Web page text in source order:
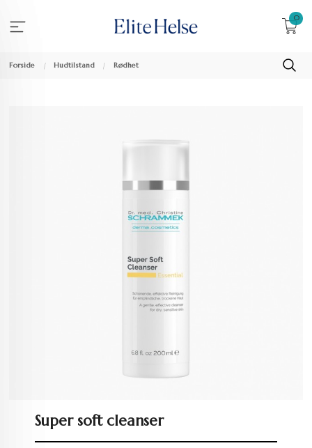
innholdet
0
Forside Hudtilstand Rødhet
Super soft cleanser